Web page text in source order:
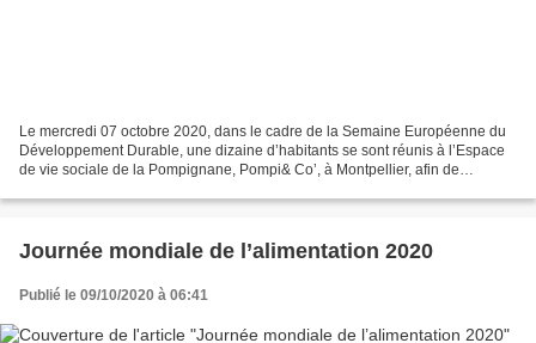
Le mercredi 07 octobre 2020, dans le cadre de la Semaine Européenne du
Développement Durable, une dizaine d’habitants se sont réunis à l’Espace
de vie sociale de la Pompignane, Pompi& Co’, à Montpellier, afin de
Journée mondiale de l’alimentation 2020
Publié le 09/10/2020 à 06:41